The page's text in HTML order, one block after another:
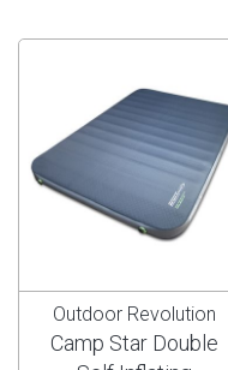
Outdoor Revolution
Camp Star Double